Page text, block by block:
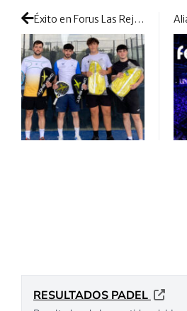
Éxito en Forus Las Rejas: los jugadores del Circuito Drop Shot Copauto Motor Automoción Toledo elevan el nivel